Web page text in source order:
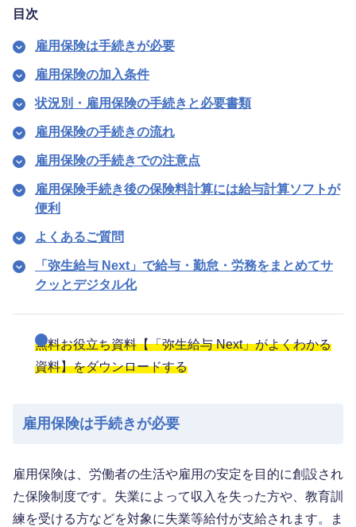
目次
雇用保険は手続きが必要
雇用保険の加入条件
状況別・雇用保険の手続きと必要書類
雇用保険の手続きの流れ
雇用保険の手続きでの注意点
雇用保険手続き後の保険料計算には給与計算ソフトが
便利
よくあるご質問
「弥生給与 Next」で給与・勤怠・労務をまとめてサ
クッとデジタル化
無料お役立ち資料【「弥生給与 Next」がよくわかる
資料】をダウンロードする
雇用保険は手続きが必要
雇用保険は、労働者の生活や雇用の安定を目的に創設され
た保険制度です。失業によって収入を失った方や、教育訓
練を受ける方などを対象に失業等給付が支給されます。ま